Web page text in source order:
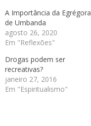
A Importância da Egrégora
de Umbanda
agosto 26, 2020
Em "Reflexões"
Drogas podem ser
recreativas?
janeiro 27, 2016
Em "Espiritualismo"